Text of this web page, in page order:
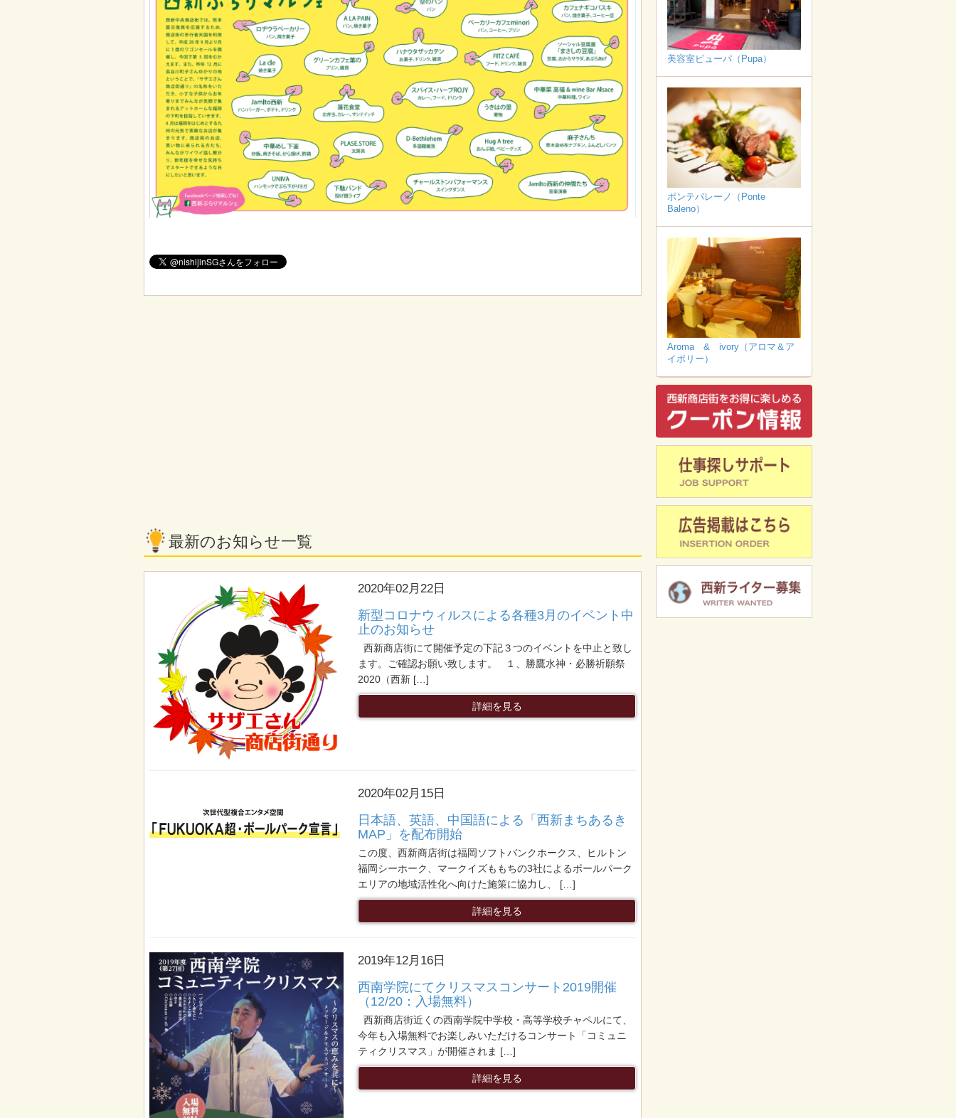
最新のお知らせ一覧
2020年02月22日
新型コロナウィルスによる各種3月のイベント中
止のお知らせ
西新商店街にて開催予定の下記３つのイベントを中止と致し
ます。ご確認お願い致します。 １、勝鷹水神・必勝祈願祭
2020（西新 […]
詳細を見る
2020年02月15日
日本語、英語、中国語による「西新まちあるき
MAP」を配布開始
この度、西新商店街は福岡ソフトバンクホークス、ヒルトン
福岡シーホーク、マークイズももちの3社によるボールパーク
エリアの地域活性化へ向けた施策に協力し、 […]
詳細を見る
2019年12月16日
西南学院にてクリスマスコンサート2019開催
（12/20：入場無料）
西新商店街近くの西南学院中学校・高等学校チャペルにて、
今年も入場無料でお楽しみいただけるコンサート「コミュニ
ティクリスマス」が開催されま […]
詳細を見る
美容室ピューパ（Pupa）
ポンテバレーノ（Ponte
Baleno）
Aroma & ivory（アロマ＆ア
イボリー）